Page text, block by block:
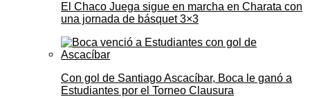
El Chaco Juega sigue en marcha en Charata con
una jornada de básquet 3×3
Con gol de Santiago Ascacíbar, Boca le ganó a
Estudiantes por el Torneo Clausura